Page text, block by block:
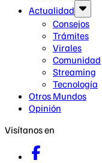
Actualidad
Consejos
Trámites
Virales
Comunidad
Streaming
Tecnología
Otros Mundos
Opinión
Visítanos en